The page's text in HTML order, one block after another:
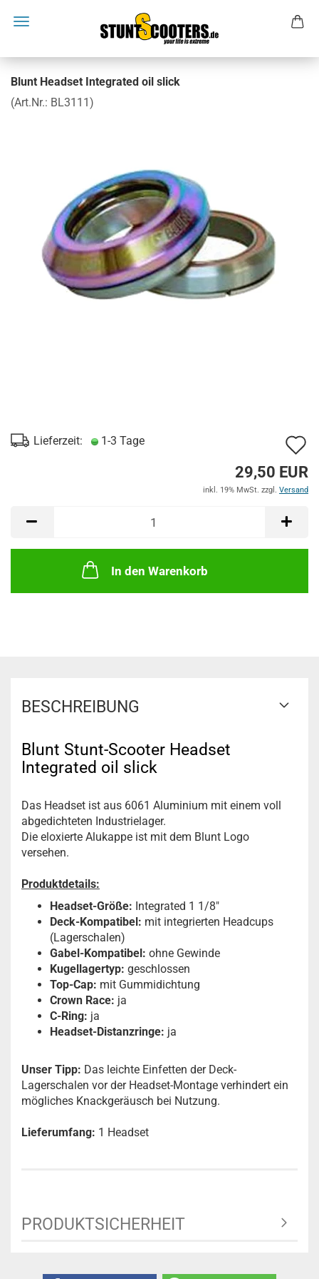
Blunt Headset Integrated oil slick
(Art.Nr.: BL3111)
Lieferzeit: 1-3 Tage
29,50 EUR
inkl. 19% MwSt. zzgl. Versand
In den Warenkorb
BESCHREIBUNG
Blunt Stunt-Scooter Headset
Integrated oil slick
Das Headset ist aus 6061 Aluminium mit einem voll
abgedichteten Industrielager.
Die eloxierte Alukappe ist mit dem Blunt Logo
versehen.
Produktdetails:
Headset-Größe: Integrated 1 1/8"
Deck-Kompatibel: mit integrierten Headcups
(Lagerschalen)
Gabel-Kompatibel: ohne Gewinde
Kugellagertyp: geschlossen
Top-Cap: mit Gummidichtung
Crown Race: ja
C-Ring: ja
Headset-Distanzringe: ja
Unser Tipp: Das leichte Einfetten der Deck-
Lagerschalen vor der Headset-Montage verhindert ein
mögliches Knackgeräusch bei Nutzung.
Lieferumfang: 1 Headset
PRODUKTSICHERHEIT